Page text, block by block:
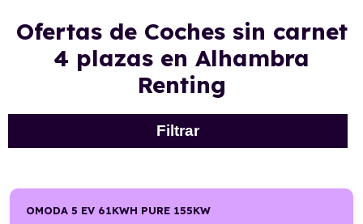
Ofertas de Coches sin carnet
4 plazas en Alhambra
Renting
Filtrar
OMODA 5 EV 61KWH PURE 155KW